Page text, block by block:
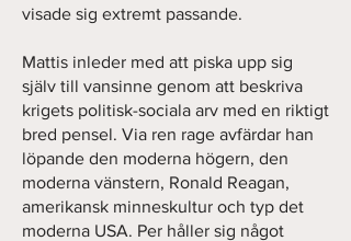
visade sig extremt passande.
Mattis inleder med att piska upp sig
själv till vansinne genom att beskriva
krigets politisk-sociala arv med en riktigt
bred pensel. Via ren rage avfärdar han
löpande den moderna högern, den
moderna vänstern, Ronald Reagan,
amerikansk minneskultur och typ det
moderna USA. Per håller sig något